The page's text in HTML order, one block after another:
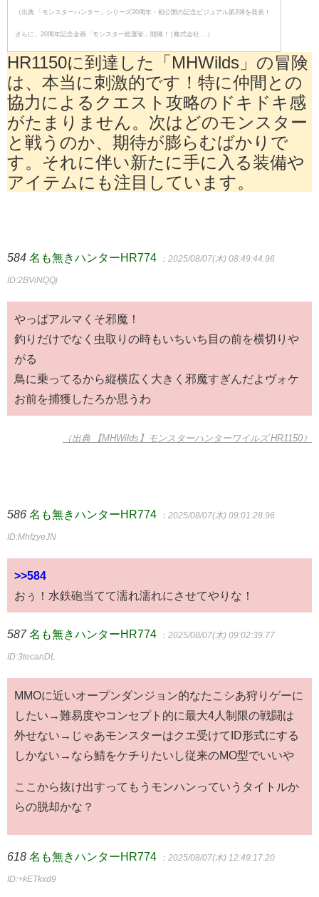
（出典 「モンスターハンター」シリーズ20周年・初公開の記念ビジュアル第2弾を発表！
さらに、20周年記念企画「モンスター総選挙」開催！ | 株式会社 ...）
HR1150に到達した「MHWilds」の冒険
は、本当に刺激的です！特に仲間との
協力によるクエスト攻略のドキドキ感
がたまりません。次はどのモンスター
と戦うのか、期待が膨らむばかりで
す。それに伴い新たに手に入る装備や
アイテムにも注目しています。
584 名も無きハンターHR774 ：2025/08/07(木) 08:49:44.96
ID:2BViNQQj
やっぱアルマくそ邪魔！
釣りだけでなく虫取りの時もいちいち目の前を横切りや
がる
鳥に乗ってるから縦横広く大きく邪魔すぎんだよヴォケ
お前を捕獲したろか思うわ
（出典 【MHWilds】モンスターハンターワイルズ HR1150）
586 名も無きハンターHR774 ：2025/08/07(木) 09:01:28.96
ID:MhfzyeJN
>>584
おぅ！水鉄砲当てて濡れ濡れにさせてやりな！
587 名も無きハンターHR774 ：2025/08/07(木) 09:02:39.77
ID:3tecanDL
MMOに近いオープンダンジョン的なたこシあ狩りゲーに
したい→難易度やコンセプト的に最大4人制限の戦闘は
外せない→じゃあモンスターはクエ受けてID形式にする
しかない→なら鯖をケチりたいし従来のMO型でいいや
ここから抜け出すってもうモンハンっていうタイトルか
らの脱却かな？
618 名も無きハンターHR774 ：2025/08/07(木) 12:49:17.20
ID:+kETkxd9